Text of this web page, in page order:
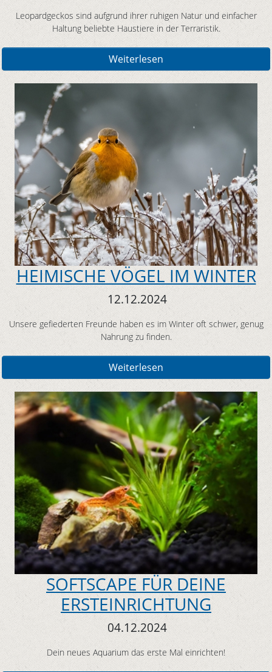
Leopardgeckos sind aufgrund ihrer ruhigen Natur und einfacher
Haltung beliebte Haustiere in der Terraristik.
Weiterlesen
HEIMISCHE VÖGEL IM WINTER
12.12.2024
Unsere gefiederten Freunde haben es im Winter oft schwer, genug
Nahrung zu finden.
Weiterlesen
SOFTSCAPE FÜR DEINE
ERSTEINRICHTUNG
04.12.2024
Dein neues Aquarium das erste Mal einrichten!